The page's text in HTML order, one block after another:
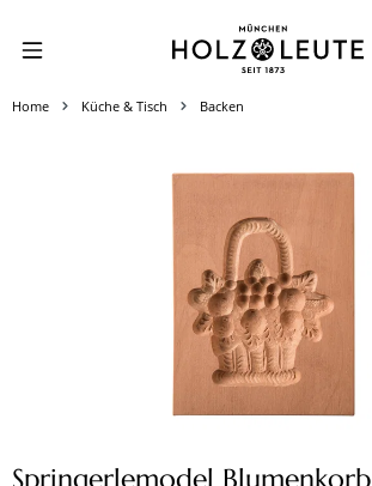
Zum Hauptinhalt springen
Home Küche & Tisch Backen
Springerlemodel Blumenkorb